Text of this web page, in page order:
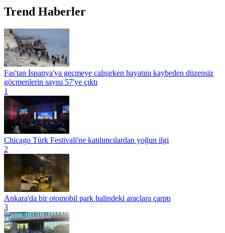
Trend Haberler
Fas'tan İspanya'ya geçmeye çalışırken hayatını kaybeden düzensiz
göçmenlerin sayısı 57'ye çıktı
1
Chicago Türk Festivali'ne katılımcılardan yoğun ilgi
2
Ankara'da bir otomobil park halindeki araçlara çarptı
3